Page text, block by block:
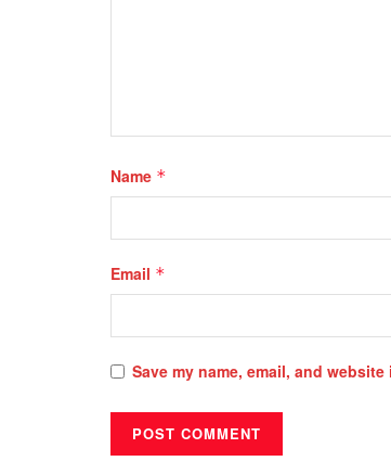
Name *
Email *
Save my name, email, and